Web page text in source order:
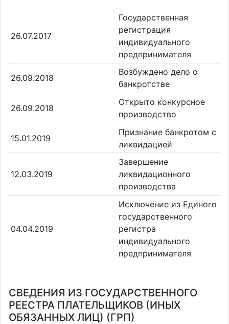
26.07.2017
Государственная
регистрация
индивидуального
предпринимателя
26.09.2018
Возбуждено дело о
банкротстве
26.09.2018
Открыто конкурсное
производство
15.01.2019
Признание банкротом с
ликвидацией
12.03.2019
Завершение
ликвидационного
производства
04.04.2019
Исключение из Единого
государственного
регистра
индивидуального
предпринимателя
СВЕДЕНИЯ ИЗ ГОСУДАРСТВЕННОГО
РЕЕСТРА ПЛАТЕЛЬЩИКОВ (ИНЫХ
ОБЯЗАННЫХ ЛИЦ) (ГРП)